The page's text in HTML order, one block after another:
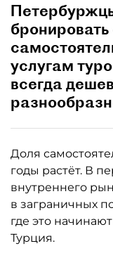
услугам
всегда
Доля
годы растёт. В
внутреннего
в заграничных
где это
Турция.